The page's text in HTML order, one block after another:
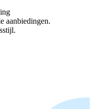
aanbiedingen.